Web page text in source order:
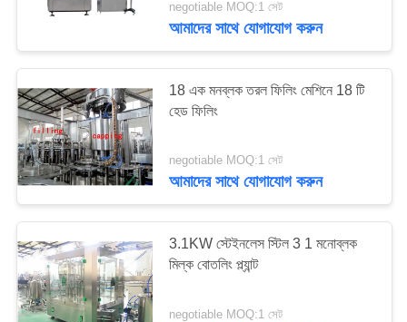
উদ্ধৃতির
জন্য
আবেদন
সাইট
ম্যাপ
PRIVACY
POLICY
negotiable MOQ:1 সেট
আমাদের সাথে যোগাযোগ করুন
18 এক মনব্লক তরল ফিলিং মেশিনে 18 টি
হেড ফিলিং
negotiable MOQ:1 সেট
আমাদের সাথে যোগাযোগ করুন
3.1KW স্টেইনলেস স্টিল 3 1 মনোব্লক
মিল্ক বোতলিং প্ল্যান্ট
negotiable MOQ:1 সেট